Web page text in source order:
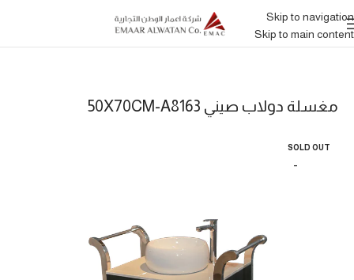
Skip to navigation
Skip to main content
مغسلة دولاب صيني 50X70CM-A8163
SOLD OUT
–